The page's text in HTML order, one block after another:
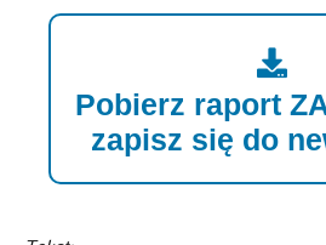
Pobierz raport
zapisz się do